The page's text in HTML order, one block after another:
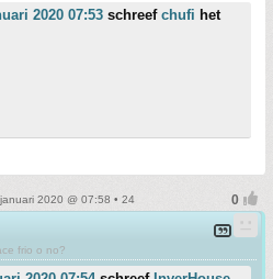
2020 07:53 schreef chufi het
2020 @ 07:58 • 24
frio o no?